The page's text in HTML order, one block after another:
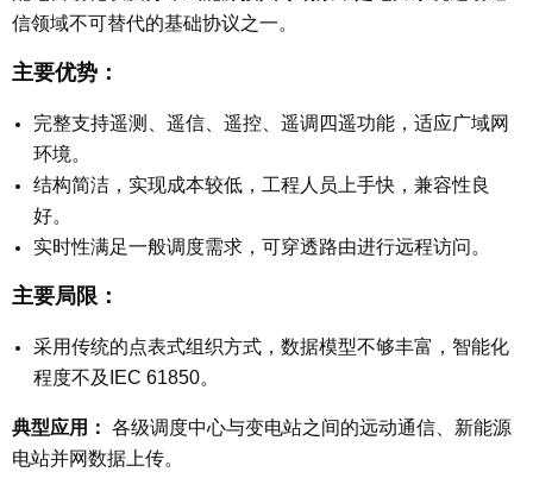
信领域不可替代的基础协议之一。
主要优势：
完整支持遥测、遥信、遥控、遥调四遥功能，适应广域网
环境。
结构简洁，实现成本较低，工程人员上手快，兼容性良
好。
实时性满足一般调度需求，可穿透路由进行远程访问。
主要局限：
采用传统的点表式组织方式，数据模型不够丰富，智能化
程度不及IEC 61850。
典型应用： 各级调度中心与变电站之间的远动通信、新能源
电站并网数据上传。